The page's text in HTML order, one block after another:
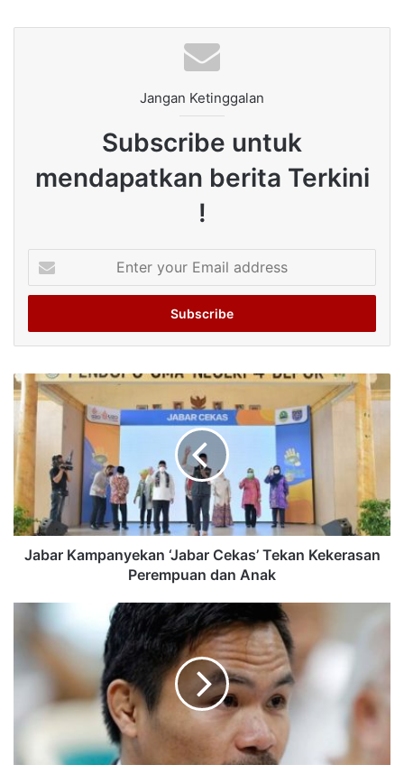
Jangan Ketinggalan
Subscribe untuk
mendapatkan berita Terkini
!
your
Email
Jabar Kampanyekan ‘Jabar Cekas’ Tekan Kekerasan
Perempuan dan Anak